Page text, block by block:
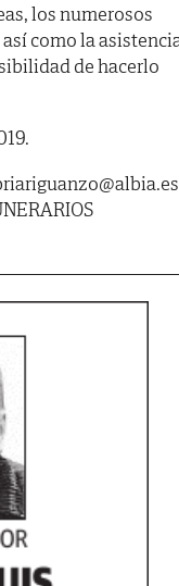
los numerosos
como la
de hacerlo